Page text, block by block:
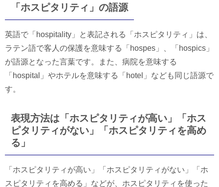
「ホスピタリティ」の語源
英語で「hospitality」と表記される「ホスピタリティ」は、
ラテン語で客人の保護を意味する「hospes」、「hospics」
が語源となった言葉です。また、病院を意味する
「hospital」やホテルを意味する「hotel」なども同じ語源で
す。
表現方法は「ホスピタリティが高い」「ホス
ピタリティがない」「ホスピタリティを高め
る」
「ホスピタリティが高い」「ホスピタリティがない」「ホ
スピタリティを高める」などが、ホスピタリティを使った